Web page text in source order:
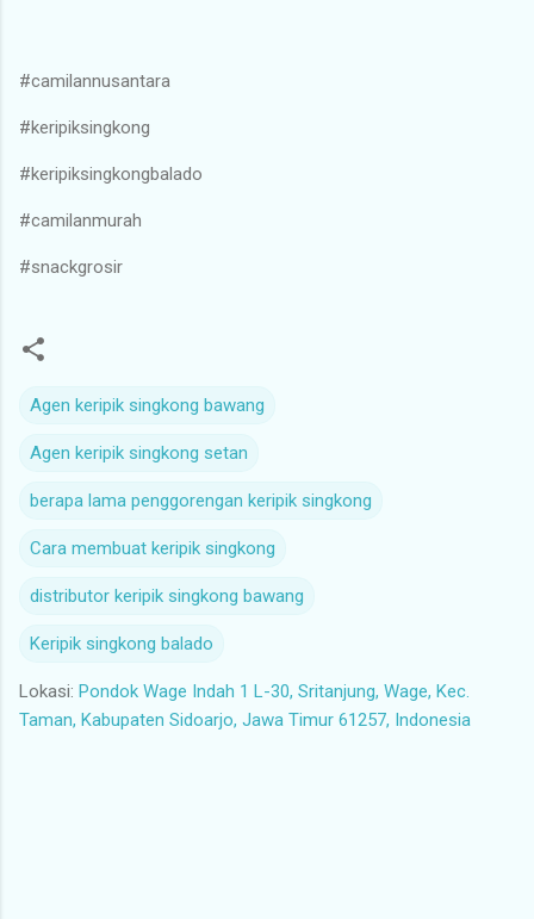
#camilannusantara
#keripiksingkong
#keripiksingkongbalado
#camilanmurah
#snackgrosir
Agen keripik singkong bawang
Agen keripik singkong setan
berapa lama penggorengan keripik singkong
Cara membuat keripik singkong
distributor keripik singkong bawang
Keripik singkong balado
Lokasi: Pondok Wage Indah 1 L-30, Sritanjung, Wage, Kec.
Taman, Kabupaten Sidoarjo, Jawa Timur 61257, Indonesia